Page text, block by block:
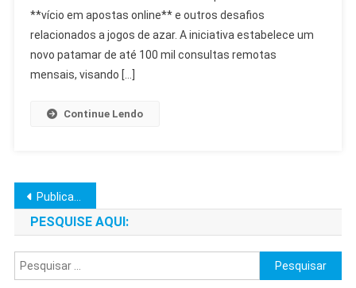
Em
Apostas
Online
**vício em apostas online** e outros desafios
relacionados a jogos de azar. A iniciativa estabelece um
novo patamar de até 100 mil consultas remotas
mensais, visando […]
Continue Lendo
Navegação
por
posts
Publicações mais antigas
PESQUISE AQUI:
Pesquisar
por: